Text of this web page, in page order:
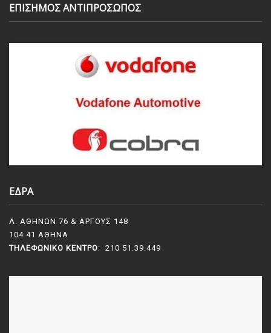
ΕΠΙΣΗΜΟΣ ΑΝΤΙΠΡΟΣΩΠΟΣ
ΕΔΡΑ
Λ. ΑΘΗΝΩΝ 76 & ΑΡΓΟΥΣ 148
104 41 ΑΘΗΝΑ
ΤΗΛΕΦΩΝΙΚΌ ΚΈΝΤΡΟ: 210 51.39.449